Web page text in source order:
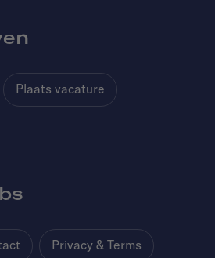
Plaats vacature
Privacy & Terms